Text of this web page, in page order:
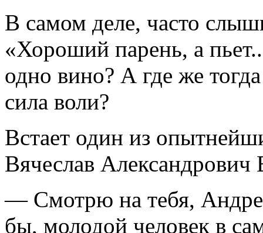
В самом деле, часто
«Хороший парень, а
одно вино? А где же
сила воли?
Встает один из
Вячеслав Александрович
— Смотрю на тебя,
бы, молодой человек в